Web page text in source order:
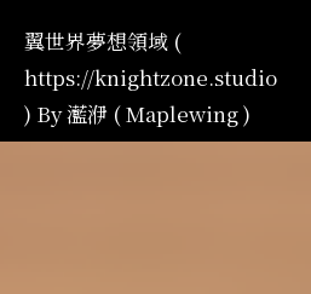
翼世界夢想領域 (
https://knightzone.studio
) By 灆洢 ( Maplewing )